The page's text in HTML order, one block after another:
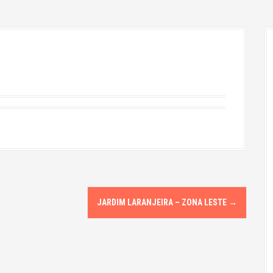
JARDIM LARANJEIRA – ZONA LESTE →